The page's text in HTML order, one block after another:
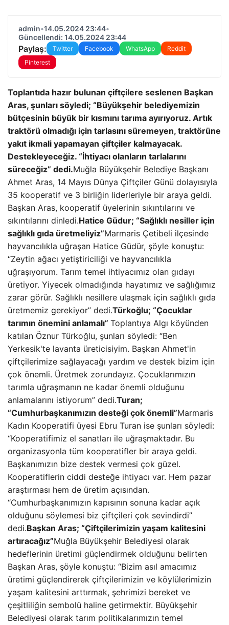
admin•14.05.2024 23:44•
Güncellendi: 14.05.2024 23:44
Paylaş: Twitter Facebook WhatsApp
Reddit
Pinterest
Toplantıda hazır bulunan çiftçilere seslenen Başkan
Aras, şunları söyledi; “Büyükşehir belediyemizin
bütçesinin büyük bir kısmını tarıma ayırıyoruz. Artık
traktörü olmadığı için tarlasını süremeyen, traktörüne
yakıt ikmali yapamayan çiftçiler kalmayacak.
Destekleyeceğiz. “İhtiyacı olanların tarlalarını
süreceğiz” dedi.Muğla Büyükşehir Belediye Başkanı
Ahmet Aras, 14 Mayıs Dünya Çiftçiler Günü dolayısıyla
35 kooperatif ve 3 birliğin liderleriyle bir araya geldi.
Başkan Aras, kooperatif üyelerinin sıkıntılarını ve
sıkıntılarını dinledi.Hatice Güdur; “Sağlıklı nesiller için
sağlıklı gıda üretmeliyiz”Marmaris Çetibeli ilçesinde
hayvancılıkla uğraşan Hatice Güdür, şöyle konuştu:
“Zeytin ağacı yetiştiriciliği ve hayvancılıkla
uğraşıyorum. Tarım temel ihtiyacımız olan gıdayı
üretiyor. Yiyecek olmadığında hayatımız ve sağlığımız
zarar görür. Sağlıklı nesillere ulaşmak için sağlıklı gıda
üretmemiz gerekiyor” dedi.Türkoğlu; “Çocuklar
tarımın önemini anlamalı” Toplantıya Algı köyünden
katılan Öznur Türkoğlu, şunları söyledi: “Ben
Yerkesik'te lavanta üreticisiyim. Başkan Ahmet'in
çiftçilerimize sağlayacağı yardım ve destek bizim için
çok önemli. Üretmek zorundayız. Çocuklarımızın
tarımla uğraşmanın ne kadar önemli olduğunu
anlamalarını istiyorum” dedi.Turan;
“Cumhurbaşkanımızın desteği çok önemli”Marmaris
Kadın Kooperatifi üyesi Ebru Turan ise şunları söyledi:
“Kooperatifimiz el sanatları ile uğraşmaktadır. Bu
organizasyonla tüm kooperatifler bir araya geldi.
Başkanımızın bize destek vermesi çok güzel.
Kooperatiflerin ciddi desteğe ihtiyacı var. Hem pazar
araştırması hem de üretim açısından.
“Cumhurbaşkanımızın kapısının sonuna kadar açık
olduğunu söylemesi biz çiftçileri çok sevindirdi”
dedi.Başkan Aras; “Çiftçilerimizin yaşam kalitesini
artıracağız”Muğla Büyükşehir Belediyesi olarak
hedeflerinin üretimi güçlendirmek olduğunu belirten
Başkan Aras, şöyle konuştu: “Bizim asıl amacımız
üretimi güçlendirerek çiftçilerimizin ve köylülerimizin
yaşam kalitesini arttırmak, şehrimizi bereket ve
çeşitliliğin sembolü haline getirmektir. Büyükşehir
Belediyesi olarak tarım politikalarımızın temel